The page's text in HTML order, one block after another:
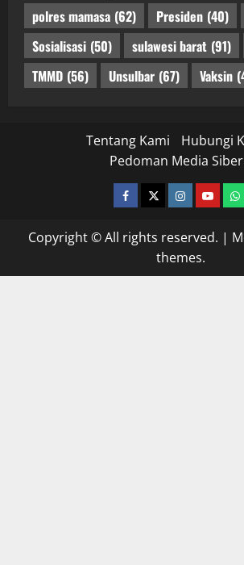
polres mamasa (62) Presiden (40)
Sosialisasi (50) sulawesi barat (91)
TMMD (56) Unsulbar (67) Vaksin
Tentang Kami
Hubungi
Pedoman Media Siber
facebooktwitter youtube
Copyright © All rights reserved. |
themes.